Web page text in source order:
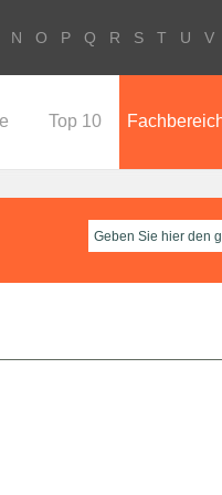
N O P Q R S T U V
Top 10